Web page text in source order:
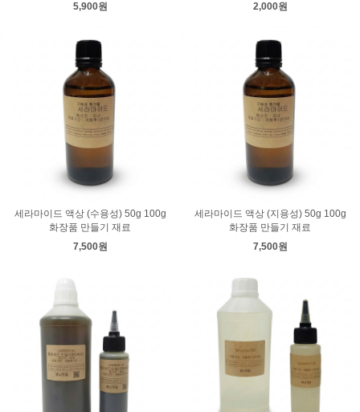
5,900원
2,000원
세라마이드 액상 (수용성) 50g 100g
화장품 만들기 재료
7,500원
세라마이드 액상 (지용성) 50g 100g
화장품 만들기 재료
7,500원